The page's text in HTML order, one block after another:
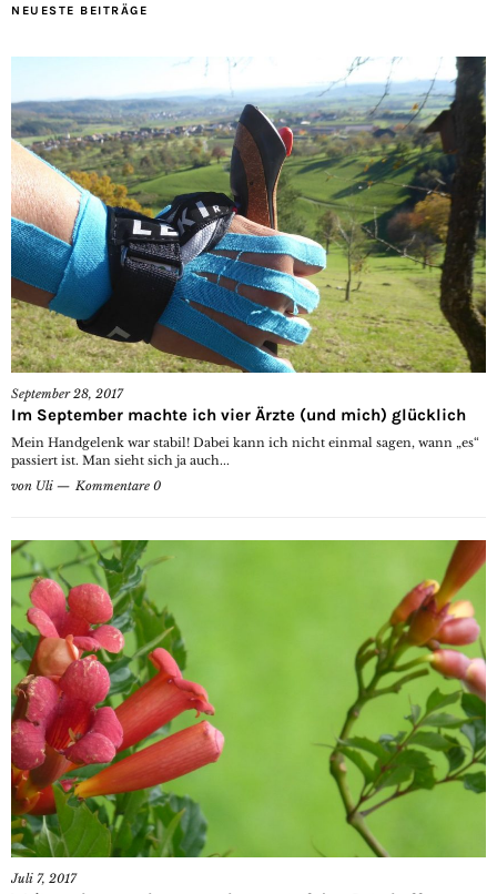
NEUESTE BEITRÄGE
September 28, 2017
Im September machte ich vier Ärzte (und mich) glücklich
Mein Handgelenk war stabil! Dabei kann ich nicht einmal sagen, wann „es“
passiert ist. Man sieht sich ja auch...
von Uli Kommentare 0
Juli 7, 2017